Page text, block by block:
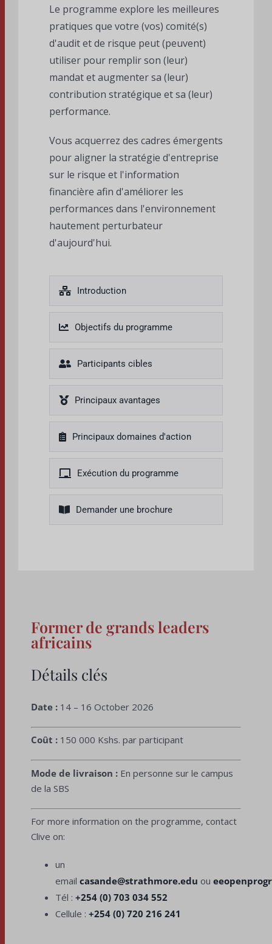
Le programme explore les meilleures
pratiques que votre (vos) comité(s)
d'audit et de risque peut (peuvent)
utiliser pour remplir son (leur)
mandat et augmenter sa (leur)
contribution stratégique et sa (leur)
performance.
Vous acquerrez des cadres émergents
pour aligner la stratégie d'entreprise
sur le risque et l'information
financière afin d'améliorer les
performances dans l'environnement
hautement perturbateur
d'aujourd'hui.
Introduction
Objectifs du programme
Participants cibles
Principaux avantages
Principaux domaines d'action
Exécution du programme
Demander une brochure
Former de grands leaders
africains
Détails clés
Date :14 – 16 October 2026
Coût :150 000 Kshs. par participant
Mode de livraison :En personne sur le campus
de la SBS
For more information on the programme, contact
Clive on:
un
email casande@strathmore.edu ou
Tél : +254 (0) 703 034 552
Cellule : +254 (0) 720 216 241